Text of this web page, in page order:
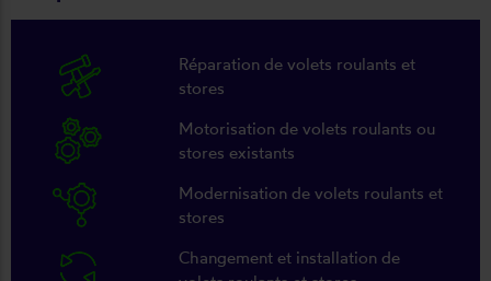
Réparation de volets roulants et
stores
Motorisation de volets roulants ou
stores existants
Modernisation de volets roulants et
stores
Changement et installation de